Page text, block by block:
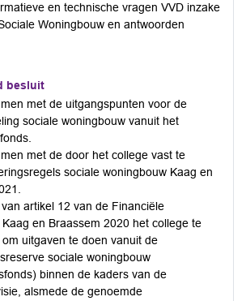
en technische vragen VVD inzake
Woningbouw en antwoorden
besluit
met de uitgangspunten voor de
sociale woningbouw vanuit het
met de door het college vast te
sociale woningbouw Kaag en
artikel 12 van de Financiële
en Braassem 2020 het college te
uitgaven te doen vanuit de
sociale woningbouw
binnen de kaders van de
alsmede de genoemde